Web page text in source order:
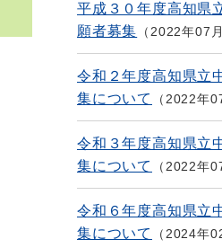
平成３０年度高知県
願者募集
2022年07
令和２年度高知県立
集について
2022年
令和３年度高知県立
集について
2022年
令和６年度高知県立
集について
2024年